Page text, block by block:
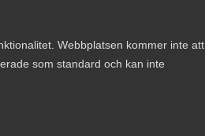
Webbplatsen kommer inte att
som standard och kan inte